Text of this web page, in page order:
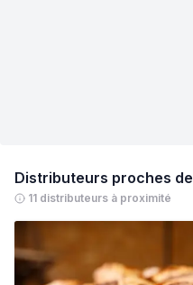
Distributeurs proches de
11 distributeurs à proximité